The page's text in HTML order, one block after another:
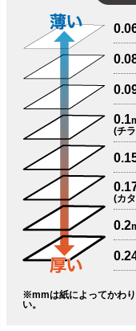
0.1
(チ
(カ
0.2
※mmは紙によってかわ
い。